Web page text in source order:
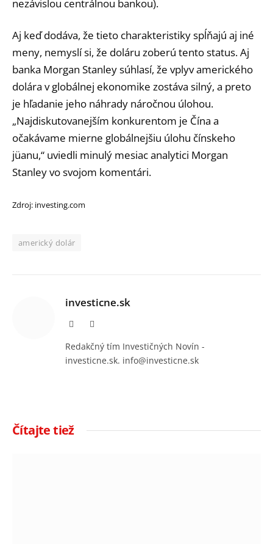
nezávislou centrálnou bankou).
Aj keď dodáva, že tieto charakteristiky spĺňajú aj iné
meny, nemyslí si, že doláru zoberú tento status. Aj
banka Morgan Stanley súhlasí, že vplyv amerického
dolára v globálnej ekonomike zostáva silný, a preto
je hľadanie jeho náhrady náročnou úlohou.
„Najdiskutovanejším konkurentom je Čína a
očakávame mierne globálnejšiu úlohu čínskeho
jüanu,“ uviedli minulý mesiac analytici Morgan
Stanley vo svojom komentári.
Zdroj: investing.com
americký dolár
investicne.sk
Facebook
Redakčný tím Investičných Novín -
investicne.sk. info@investicne.sk
Čítajte tiež